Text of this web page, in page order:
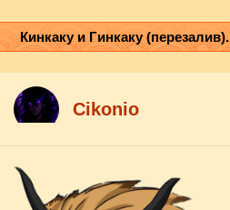
Кинкаку и Гинкаку (перезалив).
Cikоnio